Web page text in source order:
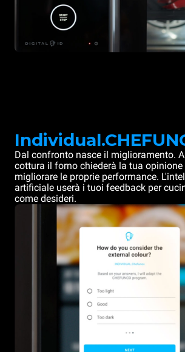
Dal confronto nasce il miglioramento.
cottura il forno chiederà la tua opinione
migliorare le proprie performance.
artificiale userà i tuoi feedback per
come desideri.